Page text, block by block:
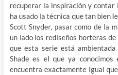
recuperar la inspiración y contar
ha usado la técnica que tan bien
Scott Snyder, pasar como de la
un lado los rediseños horteras
que esta serie está ambientada
Shade es el que ya
encuentra exactamente igual